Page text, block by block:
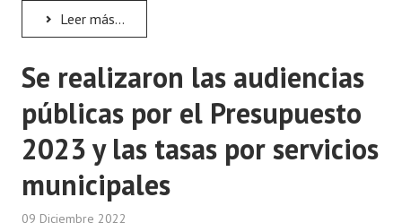
Leer más...
Se realizaron las audiencias
públicas por el Presupuesto
2023 y las tasas por servicios
municipales
09 Diciembre 2022